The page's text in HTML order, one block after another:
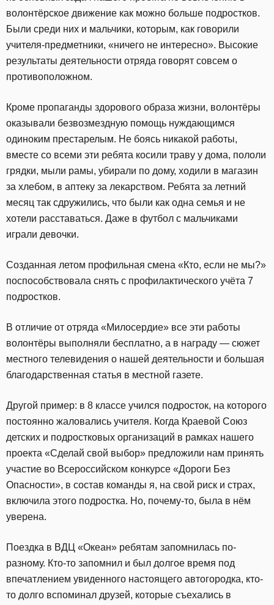
волонтёрское движение как можно больше подростков.
Были среди них и мальчики, которым, как говорили
учителя-предметники, «ничего не интересно». Высокие
результаты деятельности отряда говорят совсем о
противоположном.
Кроме пропаганды здорового образа жизни, волонтёры
оказывали безвозмездную помощь нуждающимся
одиноким престарелым. Не боясь никакой работы,
вместе со всеми эти ребята косили траву у дома, пололи
грядки, мыли рамы, убирали по дому, ходили в магазин
за хлебом, в аптеку за лекарством. Ребята за летний
месяц так сдружились, что были как одна семья и не
хотели расставаться. Даже в футбол с мальчиками
играли девочки.
Созданная летом профильная смена «Кто, если не мы?»
поспособствовала снять с профилактического учёта 7
подростков.
В отличие от отряда «Милосердие» все эти работы
волонтёры выполняли бесплатно, а в награду — сюжет
местного телевидения о нашей деятельности и большая
благодарственная статья в местной газете.
Другой пример: в 8 классе учился подросток, на которого
постоянно жаловались учителя. Когда Краевой Союз
детских и подростковых организаций в рамках нашего
проекта «Сделай свой выбор» предложили нам принять
участие во Всероссийском конкурсе «Дороги Без
Опасности», в состав команды я, на свой риск и страх,
включила этого подростка. Но, почему-то, была в нём
уверена.
Поездка в ВДЦ «Океан» ребятам запомнилась по-
разному. Кто-то запомнил и был долгое время под
впечатлением увиденного настоящего автогородка, кто-
то долго вспоминал друзей, которые съехались в